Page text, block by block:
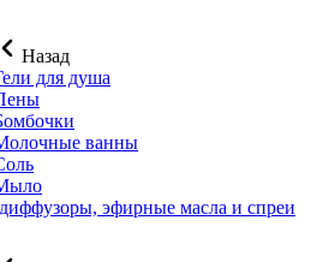
Назад
для душа
ванны
эфирные масла и спреи